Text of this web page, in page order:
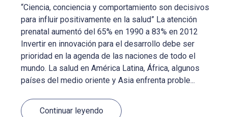
“Ciencia, conciencia y comportamiento son decisivos
para influir positivamente en la salud” La atención
prenatal aumentó del 65% en 1990 a 83% en 2012
Invertir en innovación para el desarrollo debe ser
prioridad en la agenda de las naciones de todo el
mundo. La salud en América Latina, África, algunos
países del medio oriente y Asia enfrenta proble...
Continuar leyendo